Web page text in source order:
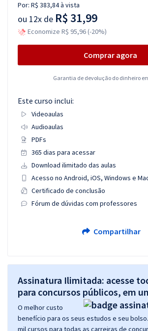
Por: R$ 383,84à vista
ou 12x de R$ 31,99
Economize R$ 95,96 (-20%)
Comprar agora
Garantia de devolução do dinheiro
Este curso inclui:
Videoaulas
Audioaulas
PDFs
365 dias para acessar
Download ilimitado das aulas
Acesso no Android, iOS, Windows e
Certificado de conclusão
Fórum de dúvidas com professores
Compartilhar
Assinatura Ilimitada: acesse
para concursos públicos, em
O melhor custo
benefício para os seus estudos e seu
mil cursos para todas as carreiras de